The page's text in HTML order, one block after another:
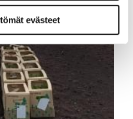
evästeet